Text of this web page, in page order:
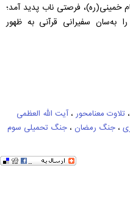
خمینی(ره)، فرصتی ناب پدید آمد؛
به‌سان سفیرانی قرآنی به ظهور
، تلاوت معنامحور ، آیت الله العظمی
، جنگ رمضان ، جنگ تحمیلی سوم